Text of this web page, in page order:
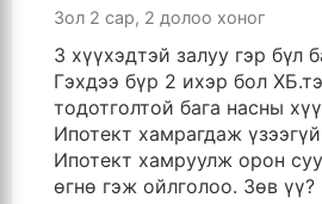
Зол 2 сар, 2 долоо хоног
3 хүүхэдтэй залуу гэр бүл
Гэхдээ бүр 2 ихэр бол
тодотголтой бага насны
Ипотект хамрагдаж
Ипотект хамруулж орон
өгнө гэж ойлголоо. Зөв үү?